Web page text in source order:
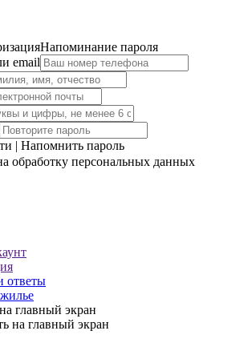
Напоминание пароля
email
| Напомнить пароль
обработку персональных данных
ответы
главный экран